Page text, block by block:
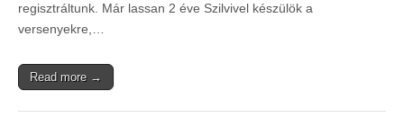
regisztráltunk. Már lassan 2 éve Szilvivel készülök a
versenyekre,…
Read more →